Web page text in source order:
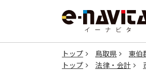
トップ 鳥取県 東伯
トップ
法律・会計